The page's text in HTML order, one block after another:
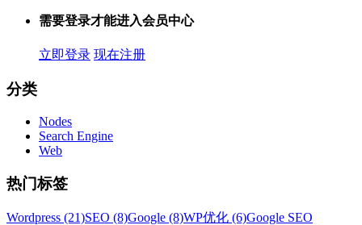
需要登录才能进入会员中心
立即登录 现在注册
分类
Nodes
Search Engine
Web
热门标签
Wordpress (21)SEO (8)Google (8)WP优化 (6)Google SEO